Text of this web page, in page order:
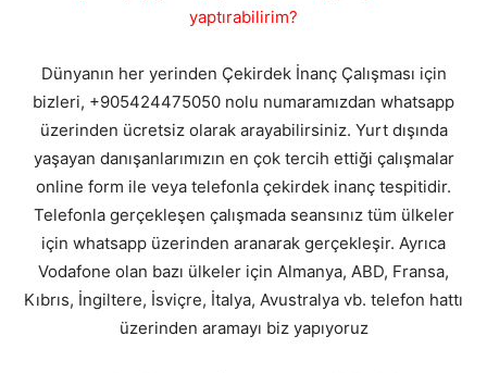
yaptırabilirim?
Dünyanın her yerinden Çekirdek İnanç Çalışması için
bizleri, +905424475050 nolu numaramızdan whatsapp
üzerinden ücretsiz olarak arayabilirsiniz. Yurt dışında
yaşayan danışanlarımızın en çok tercih ettiği çalışmalar
online form ile veya telefonla çekirdek inanç tespitidir.
Telefonla gerçekleşen çalışmada seansınız tüm ülkeler
için whatsapp üzerinden aranarak gerçekleşir. Ayrıca
Vodafone olan bazı ülkeler için Almanya, ABD, Fransa,
Kıbrıs, İngiltere, İsviçre, İtalya, Avustralya vb. telefon hattı
üzerinden aramayı biz yapıyoruz